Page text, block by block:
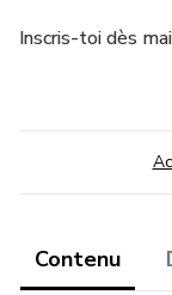
Inscris-toi dès
Contenu